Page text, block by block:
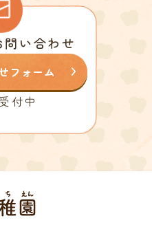
い合わせ
フォーム
付中